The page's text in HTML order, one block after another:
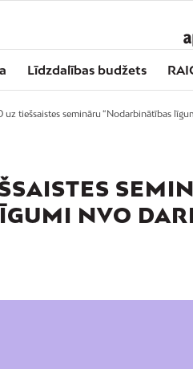
Līdzdalības budžets
uz tiešsaistes semināru “Nodarbinātības
NVO